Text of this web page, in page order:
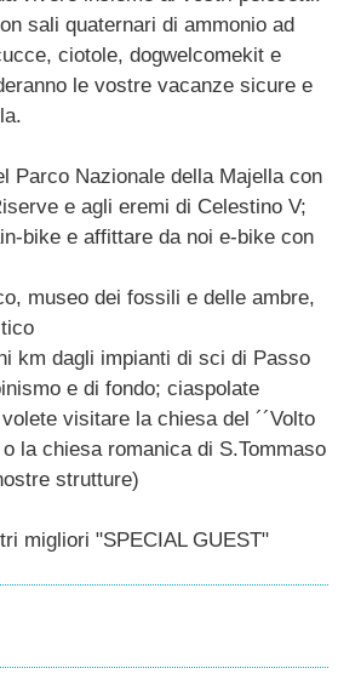
sali quaternari di ammonio ad
ciotole, dogwelcomekit e
le vostre vacanze sicure e
Parco Nazionale della Majella con
e agli eremi di Celestino V;
bike e affittare da noi e-bike con
museo dei fossili e delle ambre,
km dagli impianti di sci di Passo
e di fondo; ciaspolate
visitare la chiesa del ´´Volto
o la chiesa romanica di S.Tommaso
strutture)
migliori "SPECIAL GUEST"